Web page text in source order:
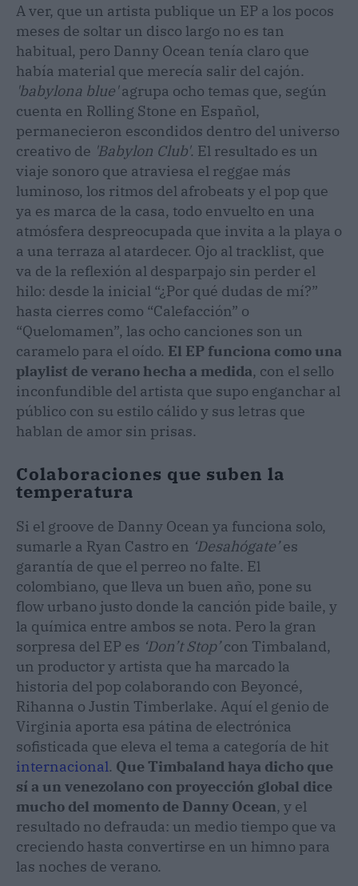
A ver, que un artista publique un EP a los pocos
meses de soltar un disco largo no es tan
habitual, pero Danny Ocean tenía claro que
había material que merecía salir del cajón.
'babylona blue'agrupa ocho temas que, según
cuenta en Rolling Stone en Español,
permanecieron escondidos dentro del universo
creativo de 'Babylon Club'. El resultado es un
viaje sonoro que atraviesa el reggae más
luminoso, los ritmos del afrobeats y el pop que
ya es marca de la casa, todo envuelto en una
atmósfera despreocupada que invita a la playa o
a una terraza al atardecer. Ojo al tracklist, que
va de la reflexión al desparpajo sin perder el
hilo: desde la inicial “¿Por qué dudas de mí?”
hasta cierres como “Calefacción” o
“Quelomamen”, las ocho canciones son un
caramelo para el oído. El EP funciona como una
playlist de verano hecha a medida, con el sello
inconfundible del artista que supo enganchar al
público con su estilo cálido y sus letras que
hablan de amor sin prisas.
Colaboraciones que suben la
temperatura
Si el groove de Danny Ocean ya funciona solo,
sumarle a Ryan Castro en ‘Desahógate’es
garantía de que el perreo no falte. El
colombiano, que lleva un buen año, pone su
flow urbano justo donde la canción pide baile, y
la química entre ambos se nota. Pero la gran
sorpresa del EP es ‘Don’t Stop’con Timbaland,
un productor y artista que ha marcado la
historia del pop colaborando con Beyoncé,
Rihanna o Justin Timberlake. Aquí el genio de
Virginia aporta esa pátina de electrónica
sofisticada que eleva el tema a categoría de hit
internacional. Que Timbaland haya dicho que
sí a un venezolano con proyección global dice
mucho del momento de Danny Ocean, y el
resultado no defrauda: un medio tiempo que va
creciendo hasta convertirse en un himno para
las noches de verano.